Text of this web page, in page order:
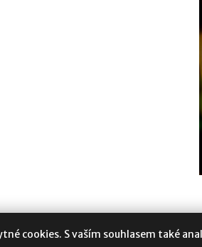
cookies. S vaším souhlasem také